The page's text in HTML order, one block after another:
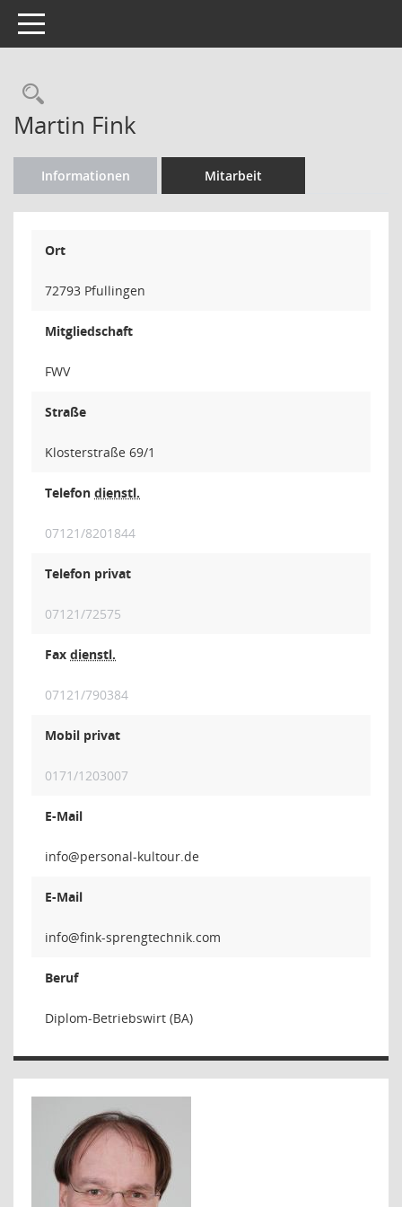
Toggle navigation
Rechercheauswahl
Martin Fink
Informationen Mitarbeit
Ort
72793 Pfullingen
Mitgliedschaft
FWV
Straße
Klosterstraße 69/1
Telefon dienstl.
07121/8201844
Telefon privat
07121/72575
Fax dienstl.
07121/790384
Mobil privat
0171/1203007
E-Mail
E-Mail
Beruf
Diplom-Betriebswirt (BA)